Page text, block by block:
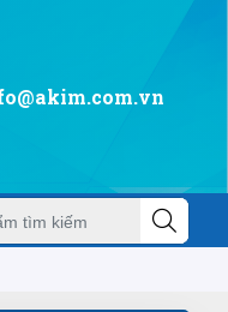
rất ok lắm luôn
trước)